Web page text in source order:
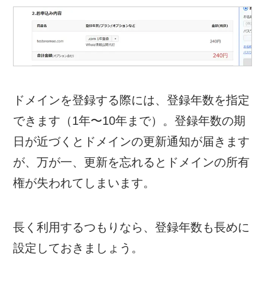
ドメインを登録する際には、登録年数を指定
できます（1年〜10年まで）。登録年数の期
日が近づくとドメインの更新通知が届きます
が、万が一、更新を忘れるとドメインの所有
権が失われてしまいます。
長く利用するつもりなら、登録年数も長めに
設定しておきましょう。